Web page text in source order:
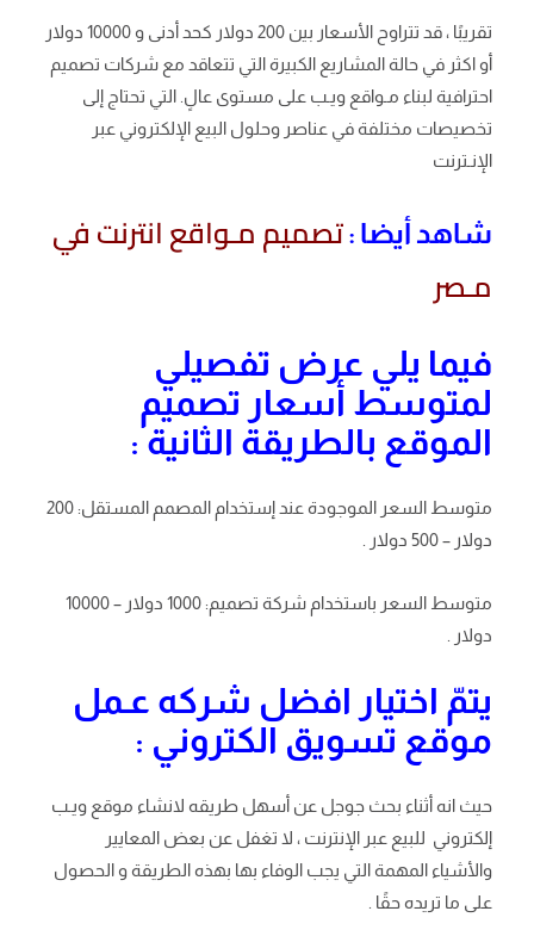
تقريبًا ، قد تتراوح الأسعار بين 200 دولار كحد أدنى و 10000 دولار
أو اكثر في حالة المشاريع الكبيرة التي تتعاقد مع شركات تصميم
احترافية لبناء مـواقع ويـب على مستوى عالٍ. التي تحتاج إلى
تخصيصات مختلفة في عناصر وحلول البيع الإلكتروني عبر
الإنـترنت
شاهد أيضا :تصميم مـواقع انترنت في
مـصر
فيما يلي عرض تفصيلي
لمتوسط ​​أسعار تصميم
الموقع بالطريقة الثانية :
متوسط ​​السعر الموجودة عند إستخدام المصمم المستقل: 200
دولار – 500 دولار .
متوسط ​​السعر باستخدام شركة تصميم: 1000 دولار – 10000
دولار .
يتمّ اختيار افضل شركه عـمل
موقع تسويق الكتروني :
حيث انه أثناء بحث جوجل عن أسهل طريقه لانشاء موقع ويـب
إلكتروني للبيع عبر الإنترنت ، لا تغفل عن بعض المعايير
والأشياء المهمة التي يجب الوفاء بها بهذه الطريقة و الحصول
على ما تريده حقًا .